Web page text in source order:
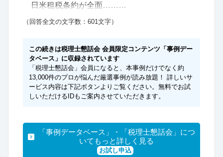
日米租税条約が全面………
（回答全文の文字数：601文字）
この続きは税理士懇話会 会員限定コンテンツ「事例デー
タベース」に収録されています
「税理士懇話会」会員になると、本事例だけでなく約
13,000件のプロが悩んだ厳選事例が読み放題！ 詳しいサ
ービス内容は下記ボタンよりご覧ください。無料でお試
しいただけるIDもご案内させていただきます。
「事例データベース」・「税理士懇話会」につ
いてもっと詳しく見る
お試し申込